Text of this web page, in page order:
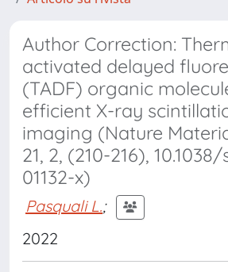
Author Correction:
activated delayed
(TADF) organic
efficient X-ray
imaging (Nature
21, 2, (210-216),
01132-x)
Pasquali L.;
2022